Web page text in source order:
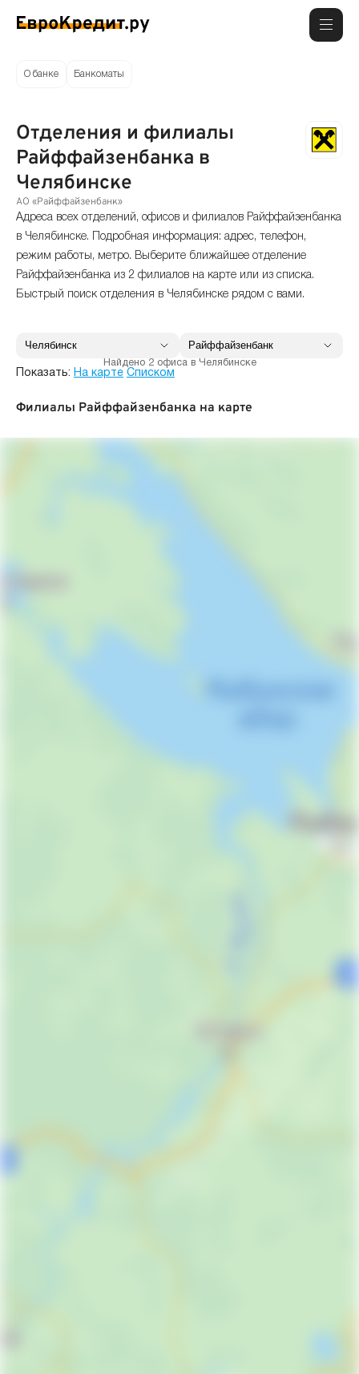
О банке Банкоматы
Отделения и филиалы
Райффайзенбанка в
Челябинске
АО «Райффайзенбанк»
Адреса всех отделений, офисов и филиалов Райффайзенбанка
в Челябинске. Подробная информация: адрес, телефон,
режим работы, метро. Выберите ближайшее отделение
Райффайзенбанка из 2 филиалов на карте или из списка.
Быстрый поиск отделения в Челябинске рядом с вами.
Найдено 2 офиса в Челябинске
Показать: На карте Списком
Филиалы Райффайзенбанка на карте